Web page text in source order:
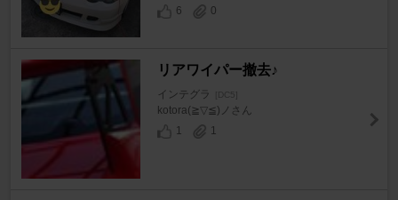
6
0
リアワイパー撤去♪
インテグラ [DC5]
kotora(≧▽≦)ノさん
1
1